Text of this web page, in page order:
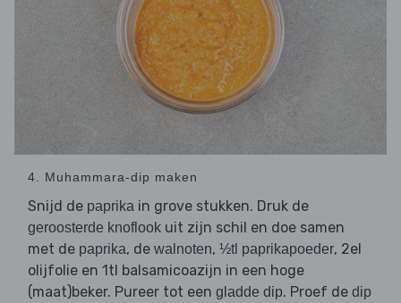
4. Muhammara-dip maken
Snijd de paprika in grove stukken. Druk de
geroosterde knoflook uit zijn schil en doe samen
met de paprika, de walnoten, ½tl paprikapoeder, 2el
olijfolie en 1tl balsamicoazijn in een hoge
(maat)beker. Pureer tot een gladde dip. Proef de dip